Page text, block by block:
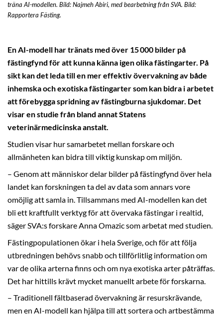
träna AI-modellen. Bild: Najmeh Abiri, med bearbetning från SVA. Bild:
Rapportera Fästing.
En AI-modell har tränats med över 15 000 bilder på
fästingfynd för att kunna känna igen olika fästingarter. På
sikt kan det leda till en mer effektiv övervakning av både
inhemska och exotiska fästingarter som kan bidra i arbetet
att förebygga spridning av fästingburna sjukdomar. Det
visar en studie från bland annat Statens
veterinärmedicinska anstalt.
Studien visar hur samarbetet mellan forskare och
allmänheten kan bidra till viktig kunskap om miljön.
– Genom att människor delar bilder på fästingfynd över hela
landet kan forskningen ta del av data som annars vore
omöjlig att samla in. Tillsammans med AI-modellen kan det
bli ett kraftfullt verktyg för att övervaka fästingar i realtid,
säger SVA:s forskare Anna Omazic som arbetat med studien.
Fästingpopulationen ökar i hela Sverige, och för att följa
utbredningen behövs snabb och tillförlitlig information om
var de olika arterna finns och om nya exotiska arter påträffas.
Det har hittills krävt mycket manuellt arbete för forskarna.
– Traditionell fältbaserad övervakning är resurskrävande,
men en AI-modell kan hjälpa till att sortera och artbestämma